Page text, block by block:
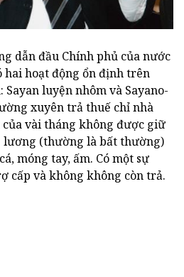
dẫn đầu Chính phủ của nước
hai hoạt động ổn định trên
luyện nhôm và Sayano-
xuyên trả thuế chỉ nhà
của vài tháng không được giữ
(thường là bất thường)
móng tay, ấm. Có một sự
cấp và không không còn trả.